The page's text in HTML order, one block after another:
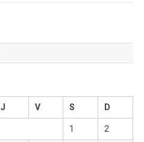
J V S D
1 2